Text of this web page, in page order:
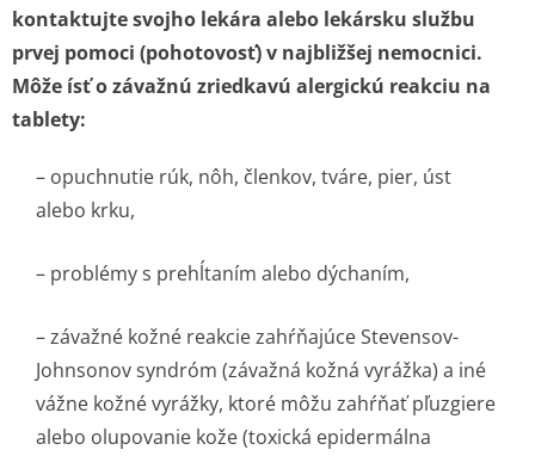
kontaktujte svojho lekára alebo lekársku službu
prvej pomoci (pohotovosť) v najbližšej nemocnici.
Môže ísť o závažnú zriedkavú alergickú reakciu na
tablety:
– opuchnutie rúk, nôh, členkov, tváre, pier, úst
alebo krku,
– problémy s prehĺtaním alebo dýchaním,
– závažné kožné reakcie zahŕňajúce Stevensov-
Johnsonov syndróm (závažná kožná vyrážka) a iné
vážne kožné vyrážky, ktoré môžu zahŕňať pľuzgiere
alebo olupovanie kože (toxická epidermálna